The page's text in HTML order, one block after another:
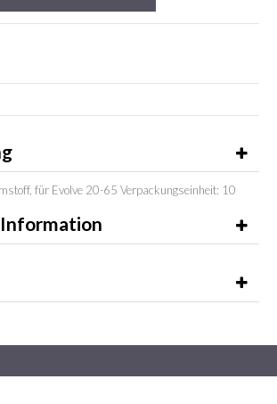
für Evolve 20-65 Verpackungseinheit: 10